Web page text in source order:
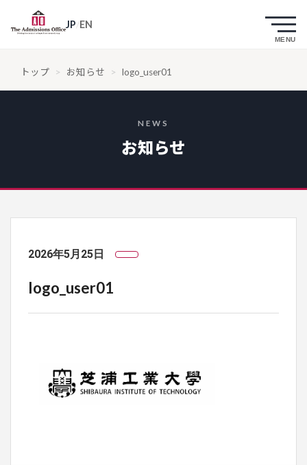
JP/EN
トップ > お知らせ > logo_user01
NEWS
お知らせ
2026年5月25日
logo_user01